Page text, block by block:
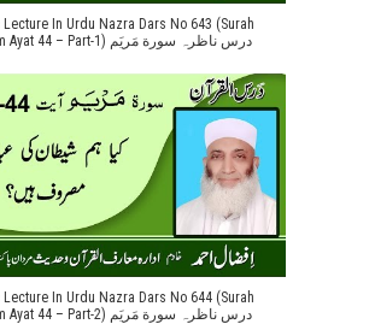
Lecture In Urdu Nazra Dars No 643 (Surah
Maryam Ayat 44 – Part-1) درس ناظرہ سورة مَریَم
Lecture In Urdu Nazra Dars No 644 (Surah
Maryam Ayat 44 – Part-2) درس ناظرہ سورة مَریَم